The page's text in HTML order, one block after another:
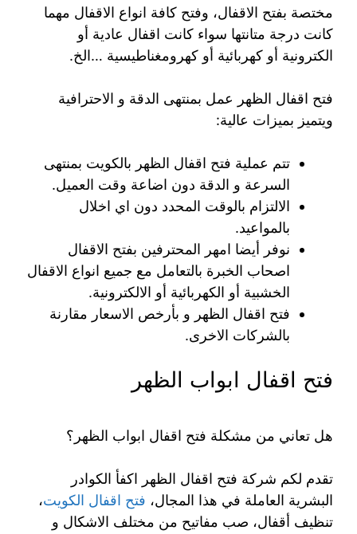
مختصة بفتح الاقفال، وفتح كافة انواع الاقفال مهما
كانت درجة متانتها سواء كانت اقفال عادية أو
الكترونية أو كهربائية أو كهرومغناطيسية …الخ.
فتح اقفال الظهر عمل بمنتهى الدقة و الاحترافية
ويتميز بميزات عالية:
تتم عملية فتح اقفال الظهر بالكويت بمنتهى
السرعة و الدقة دون اضاعة وقت العميل.
الالتزام بالوقت المحدد دون اي اخلال
بالمواعيد.
نوفر أيضا امهر المحترفين بفتح الاقفال
اصحاب الخبرة بالتعامل مع جميع انواع الاقفال
الخشبية أو الكهربائية أو الالكترونية.
فتح اقفال الظهر و بأرخص الاسعار مقارنة
بالشركات الاخرى.
فتح اقفال ابواب الظهر
هل تعاني من مشكلة فتح اقفال ابواب الظهر؟
تقدم لكم شركة فتح اقفال الظهر اكفأ الكوادر
البشرية العاملة في هذا المجال، فتح اقفال الكويت،
تنظيف أقفال، صب مفاتيح من مختلف الاشكال و